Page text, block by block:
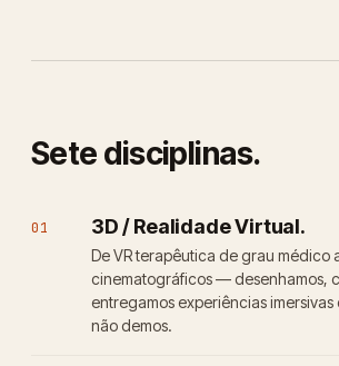
Sete disciplinas.
01 3D / Realidade Virtual.
De VR terapêutica de grau médico
cinematográficos — desenhamos,
entregamos experiências
não demos.